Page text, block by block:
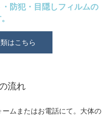
防犯・目隠しフィルムの
はこちら
流れ
ムまたはお電話にて。大体の